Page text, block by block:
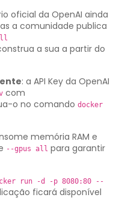
oficial da OpenAI ainda
a comunidade publica
a sua a partir do
: a API Key da OpenAI
com
o no comando docker
memória RAM e
--gpus all para garantir
run -d -p 8080:80 --
ficará disponível